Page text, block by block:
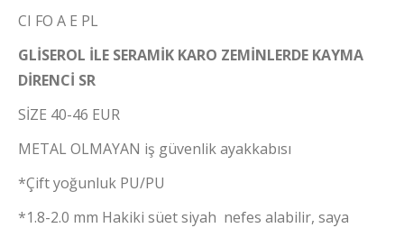
CI FO A E PL
GLİSEROL İLE SERAMİK KARO ZEMİNLERDE KAYMA
DİRENCİ SR
SİZE 40-46 EUR
METAL OLMAYAN iş güvenlik ayakkabısı
*Çift yoğunluk PU/PU
*1.8-2.0 mm Hakiki süet siyah nefes alabilir, saya